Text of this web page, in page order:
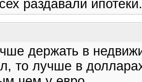
раздавали ипотеки.
держать в
то лучше в